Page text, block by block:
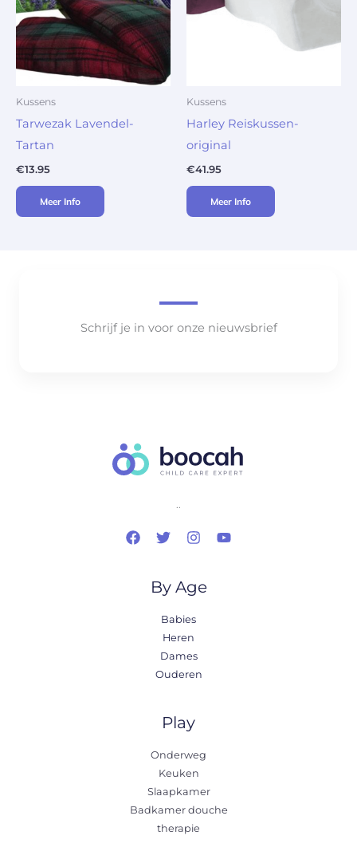
Kussens
Tarwezak Lavendel-
Tartan
€13.95
Meer Info
Kussens
Harley Reiskussen-
original
€41.95
Meer Info
Schrijf je in voor onze nieuwsbrief
..
By Age
Babies
Heren
Dames
Ouderen
Play
Onderweg
Keuken
Slaapkamer
Badkamer douche
therapie